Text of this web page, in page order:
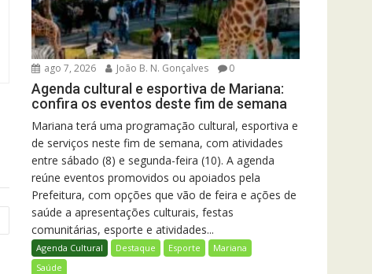
ago 7, 2026 João B. N. Gonçalves 0
Agenda cultural e esportiva de Mariana:
confira os eventos deste fim de semana
Mariana terá uma programação cultural, esportiva e
de serviços neste fim de semana, com atividades
entre sábado (8) e segunda-feira (10). A agenda
reúne eventos promovidos ou apoiados pela
Prefeitura, com opções que vão de feira e ações de
saúde a apresentações culturais, festas
comunitárias, esporte e atividades...
Agenda Cultural Destaque Esporte
Mariana
Saúde